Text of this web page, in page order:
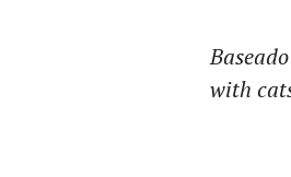
with